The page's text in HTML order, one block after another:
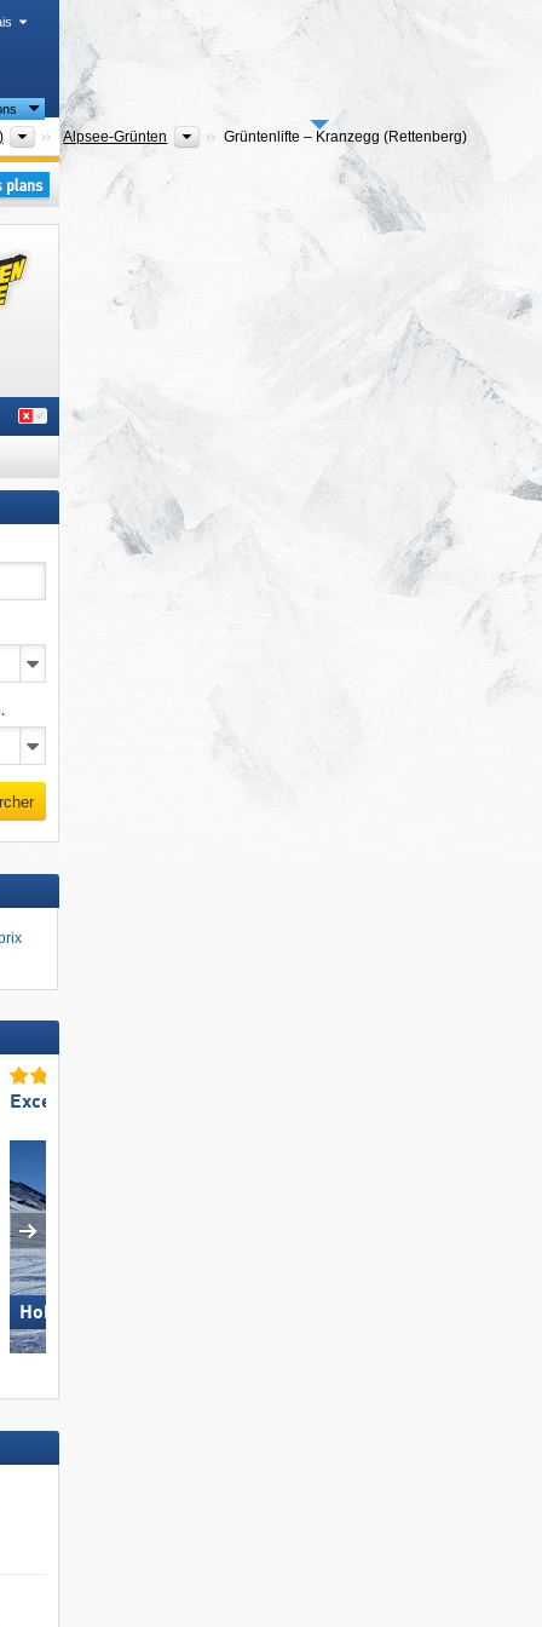
Arrondissements (Landkreise)
Alpsee-Grünten Régions touristiques
Grüntenlifte – Kranzegg (Rettenberg)
Excellent enneigement
Hohsaas – Saas-Grund